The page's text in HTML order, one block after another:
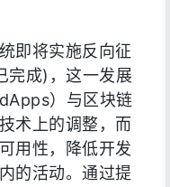
即将实施反向征
完成)，这一发展
）与区块链
术上的调整，而
用性，降低开发
的活动。通过提